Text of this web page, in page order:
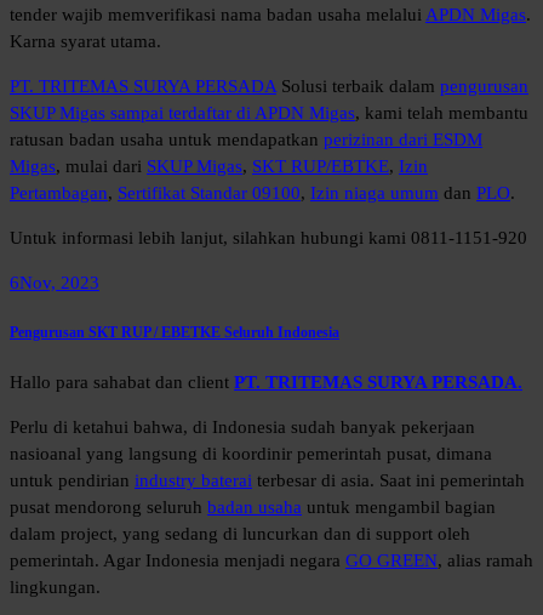
tender wajib memverifikasi nama badan usaha melalui APDN Migas.
Karna syarat utama.
PT. TRITEMAS SURYA PERSADASolusi terbaik dalam pengurusan
SKUP Migas sampai terdaftar di APDN Migas, kami telah membantu
ratusan badan usaha untuk mendapatkan perizinan dari ESDM
Migas, mulai dari SKUP Migas, SKT RUP/EBTKE, Izin
Pertambagan, Sertifikat Standar 09100, Izin niaga umum dan PLO.
Untuk informasi lebih lanjut, silahkan hubungi kami 0811-1151-920
6Nov, 2023
Pengurusan SKT RUP / EBETKE Seluruh Indonesia
Hallo para sahabat dan client PT. TRITEMAS SURYA PERSADA.
Perlu di ketahui bahwa, di Indonesia sudah banyak pekerjaan
nasioanal yang langsung di koordinir pemerintah pusat, dimana
untuk pendirian industry baterai terbesar di asia. Saat ini pemerintah
pusat mendorong seluruh badan usaha untuk mengambil bagian
dalam project, yang sedang di luncurkan dan di support oleh
pemerintah. Agar Indonesia menjadi negara GO GREEN, alias ramah
lingkungan.